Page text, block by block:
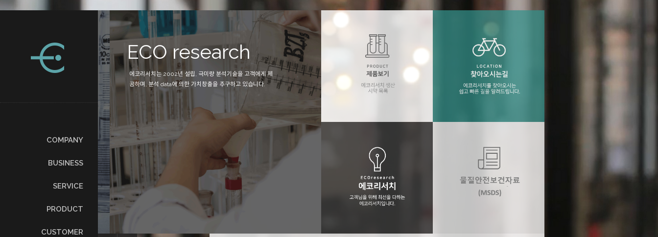
COMPANY
BUSINESS
SERVICE
PRODUCT
CUSTOMER
ECO research
에코리서치는 2002년 설립, 극미량 분석기술을 고객에게 제
공하며, 분석 data에 의한 가치창출을 추구하고 있습니다.
Total Lab Service
에코리서치는 분석담당 고객의 업무성과 업무능력 극대화에
필요한 모든 서비스를 제공하여 드립니다
에코리서치 제품보기
에코리서치의 생산 시약목록 입니다..
찾아오시는길
에코리서치를 찾아오시는 쉽고 빠른 길을 알려
드립니다.